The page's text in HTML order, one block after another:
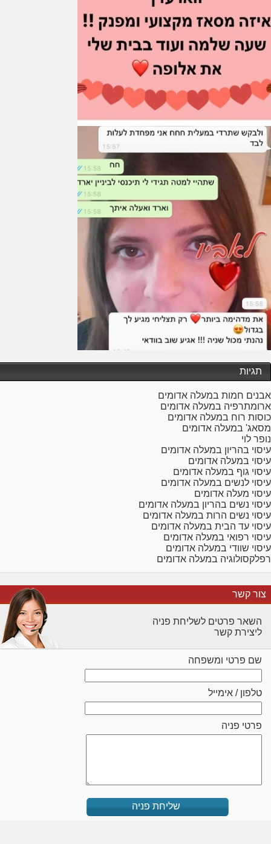
תגיות
אבנים חמות במעלה אדומים
ארומתרפיה במעלה אדומים
כוסות רוח במעלה אדומים
מסאג' במעלה אדומים
נופר לוי
עיסוי בהריון במעלה אדומים
עיסוי במעלה אדומים
עיסוי גוף במעלה אדומים
עיסוי לנשים במעלה אדומים
עיסוי מעלה אדומים
עיסוי נשים בהריון במעלה אדומים
עיסוי נשים הרות במעלה אדומים
עיסוי עד הבית במעלה אדומים
עיסוי רפואי במעלה אדומים
עיסוי שוודי במעלה אדומים
רפלקסולוגיה במעלה אדומים
צור קשר
השאר פרטים לשליחת פניה
ליצירת קשר
שם פרטי ומשפחה
טלפון / אימייל
פרטי פניה
שליחת פניה